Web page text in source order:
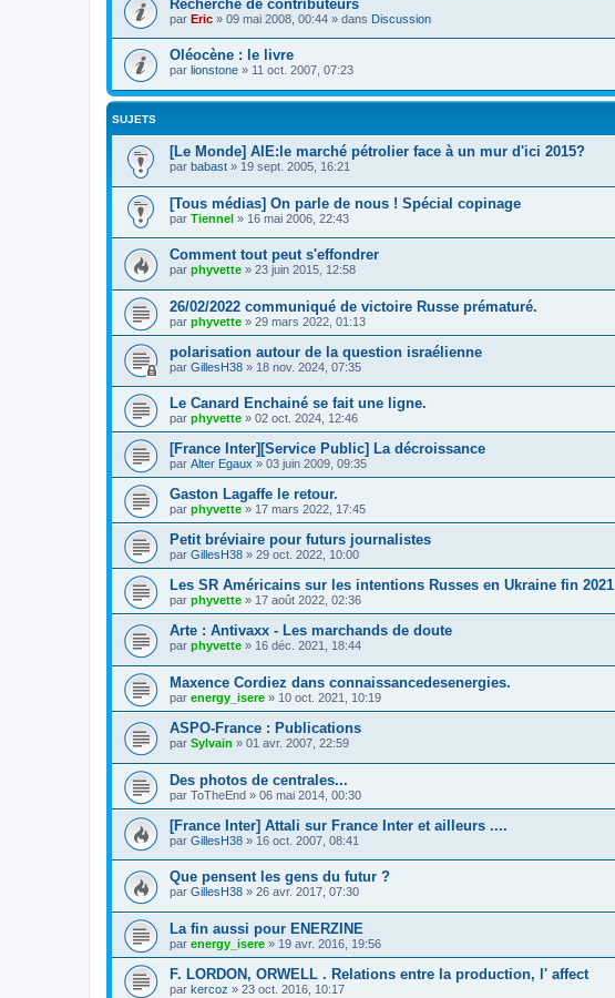
Recherche de contributeurs
par Eric » 09 mai 2008, 00:44 » dans Discussion
Oléocène : le livre
par lionstone » 11 oct. 2007, 07:23
SUJETS
[Le Monde] AIE:le marché pétrolier face à un mur d'ici 2015?
par babast » 19 sept. 2005, 16:21
[Tous médias] On parle de nous ! Spécial copinage
par Tiennel » 16 mai 2006, 22:43
Comment tout peut s'effondrer
par phyvette » 23 juin 2015, 12:58
26/02/2022 communiqué de victoire Russe prématuré.
par phyvette » 29 mars 2022, 01:13
polarisation autour de la question israélienne
par GillesH38 » 18 nov. 2024, 07:35
Le Canard Enchainé se fait une ligne.
par phyvette » 02 oct. 2024, 12:46
[France Inter][Service Public] La décroissance
par Alter Egaux » 03 juin 2009, 09:35
Gaston Lagaffe le retour.
par phyvette » 17 mars 2022, 17:45
Petit bréviaire pour futurs journalistes
par GillesH38 » 29 oct. 2022, 10:00
Les SR Américains sur les intentions Russes en Ukraine fin 2021
par phyvette » 17 août 2022, 02:36
Arte : Antivaxx - Les marchands de doute
par phyvette » 16 déc. 2021, 18:44
Maxence Cordiez dans connaissancedesenergies.
par energy_isere » 10 oct. 2021, 10:19
ASPO-France : Publications
par Sylvain » 01 avr. 2007, 22:59
Des photos de centrales...
par ToTheEnd » 06 mai 2014, 00:30
[France Inter] Attali sur France Inter et ailleurs ....
par GillesH38 » 16 oct. 2007, 08:41
Que pensent les gens du futur ?
par GillesH38 » 26 avr. 2017, 07:30
La fin aussi pour ENERZINE
par energy_isere » 19 avr. 2016, 19:56
F. LORDON, ORWELL . Relations entre la production, l' affect
par kercoz » 23 oct. 2016, 10:17